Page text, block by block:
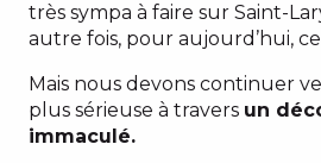
très sympa à faire sur Saint-
autre fois, pour aujourd’hui,
Mais nous devons continuer
plus sérieuse à travers un
immaculé.